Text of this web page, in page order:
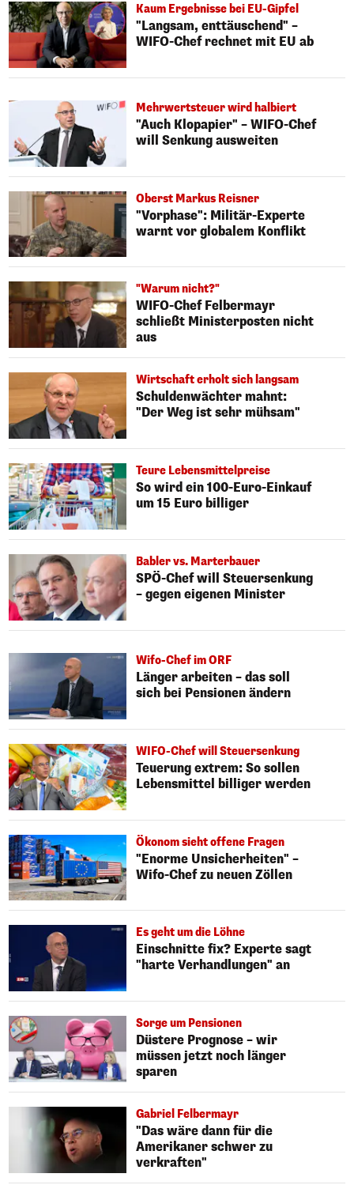
Kaum Ergebnisse bei EU-Gipfel
"Langsam, enttäuschend" –
WIFO-Chef rechnet mit EU ab
Mehrwertsteuer wird halbiert
"Auch Klopapier" – WIFO-Chef
will Senkung ausweiten
Oberst Markus Reisner
"Vorphase": Militär-Experte
warnt vor globalem Konflikt
"Warum nicht?"
WIFO-Chef Felbermayr
schließt Ministerposten nicht
aus
Wirtschaft erholt sich langsam
Schuldenwächter mahnt:
"Der Weg ist sehr mühsam"
Teure Lebensmittelpreise
So wird ein 100-Euro-Einkauf
um 15 Euro billiger
Babler vs. Marterbauer
SPÖ-Chef will Steuersenkung
– gegen eigenen Minister
Wifo-Chef im ORF
Länger arbeiten – das soll
sich bei Pensionen ändern
WIFO-Chef will Steuersenkung
Teuerung extrem: So sollen
Lebensmittel billiger werden
Ökonom sieht offene Fragen
"Enorme Unsicherheiten" –
Wifo-Chef zu neuen Zöllen
Es geht um die Löhne
Einschnitte fix? Experte sagt
"harte Verhandlungen" an
Sorge um Pensionen
Düstere Prognose – wir
müssen jetzt noch länger
sparen
Gabriel Felbermayr
"Das wäre dann für die
Amerikaner schwer zu
verkraften"